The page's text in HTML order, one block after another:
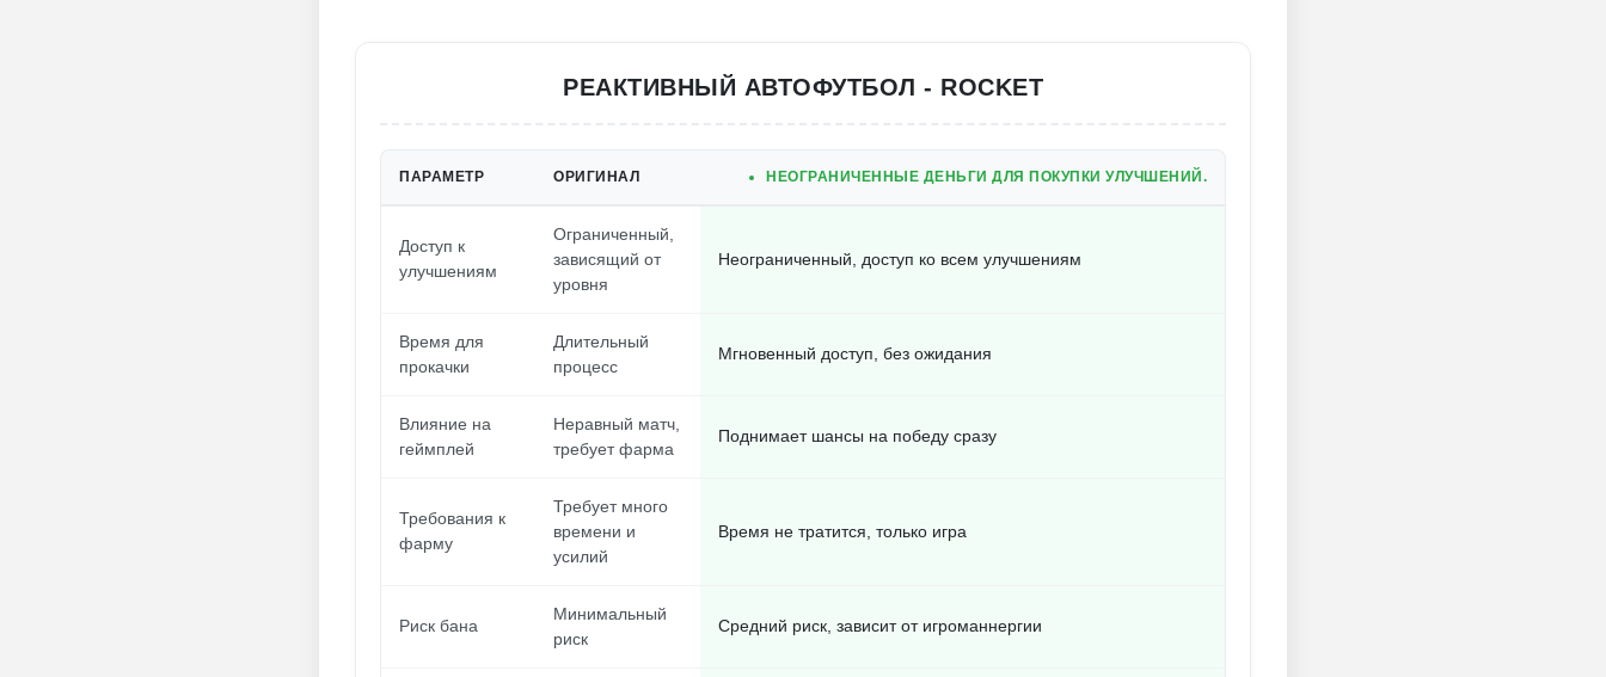
РЕАКТИВНЫЙ АВТОФУТБОЛ - ROCKET
ПАРАМЕТР ОРИГИНАЛ НЕОГРАНИЧЕННЫЕ ДЕНЬГИ ДЛЯ ПОКУПКИ УЛУЧШЕНИЙ.
Доступ к
улучшениям
Ограниченный,
зависящий от
уровня
Неограниченный, доступ ко всем улучшениям
Время для
прокачки
Длительный
процесс
Мгновенный доступ, без ожидания
Влияние на
геймплей
Неравный матч,
требует фарма
Поднимает шансы на победу сразу
Требования к
фарму
Требует много
времени и
усилий
Время не тратится, только игра
Риск бана
Минимальный
риск
Средний риск, зависит от игроманнергии